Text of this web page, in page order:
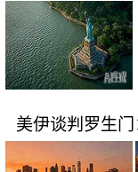
美伊谈判罗生